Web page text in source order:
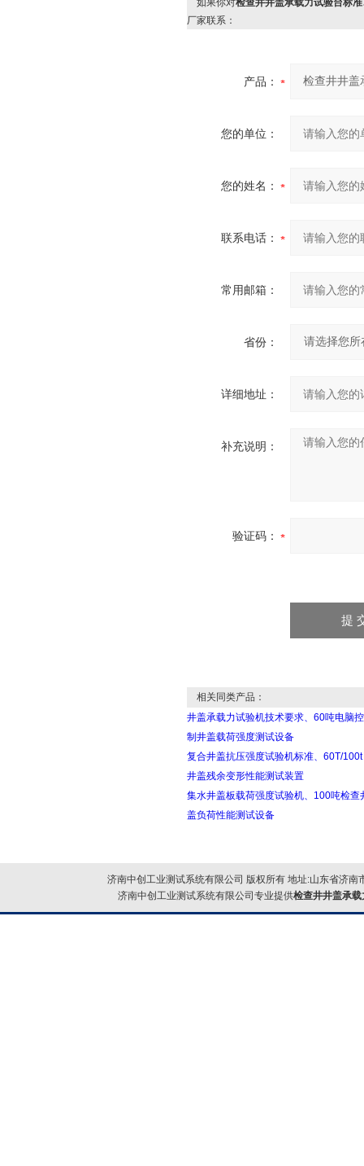
如果你对检查井井盖承载力试验台标
厂家联系：
产品：
您的单位：
您的姓名：
联系电话：
常用邮箱：
省份：
详细地址：
补充说明：
验证码：
相关同类产品：
井盖承载力试验机技术要求、60吨电脑控
制井盖载荷强度测试设备
复合井盖抗压强度试验机标准、60T/100t
井盖残余变形性能测试装置
集水井盖板载荷强度试验机、100吨检查
盖负荷性能测试设备
济南中创工业测试系统有限公司 版权所有 地址:山东省济
济南中创工业测试系统有限公司专业提供检查井井盖承